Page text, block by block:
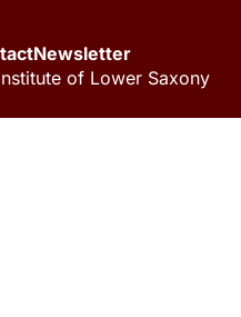
Newsletter
of Lower Saxony